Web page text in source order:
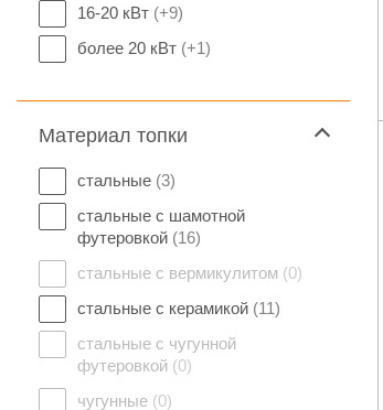
16-20 кВт (+9)
более 20 кВт (+1)
Материал топки
стальные (3)
стальные с шамотной
футеровкой (16)
стальные с вермикулитом (0)
стальные с керамикой (11)
стальные с чугунной
футеровкой (0)
чугунные (0)